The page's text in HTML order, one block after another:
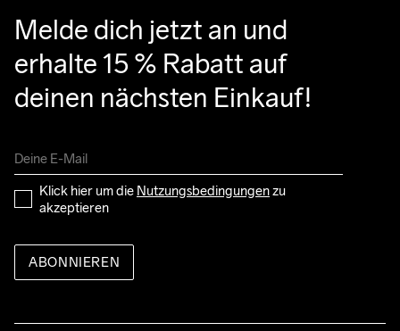
Melde dich jetzt an und
erhalte 15 % Rabatt auf
deinen nächsten Einkauf!
Klick hier um die Nutzungsbedingungen zu
akzeptieren
ABONNIEREN